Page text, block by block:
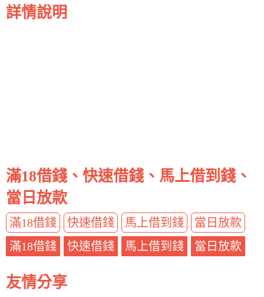
詳情說明
滿18借錢、快速借錢、馬上借到錢、
當日放款
滿18借錢 快速借錢 馬上借到錢
當日放款
滿18借錢
快速借錢 馬上借到錢 當日放款
友情分享